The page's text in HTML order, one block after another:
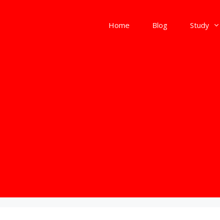
Home Blog Study